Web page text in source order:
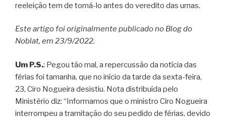
reeleição tem de tomá-lo antes do veredito das urnas.
Este artigo foi originalmente publicado no Blog do
Noblat, em 23/9/2022.
Um P.S.: Pegou tão mal, a repercussão da notícia das
férias foi tamanha, que no início da tarde da sexta-feira,
23, Ciro Nogueira desistiu. Nota distribuída pelo
Ministério diz: “Informamos que o ministro Ciro Nogueira
interrompeu a tramitação do seu pedido de férias, devido